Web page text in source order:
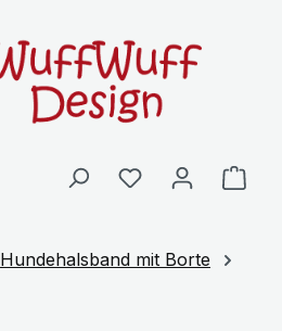
Hundehalsband mit Borte